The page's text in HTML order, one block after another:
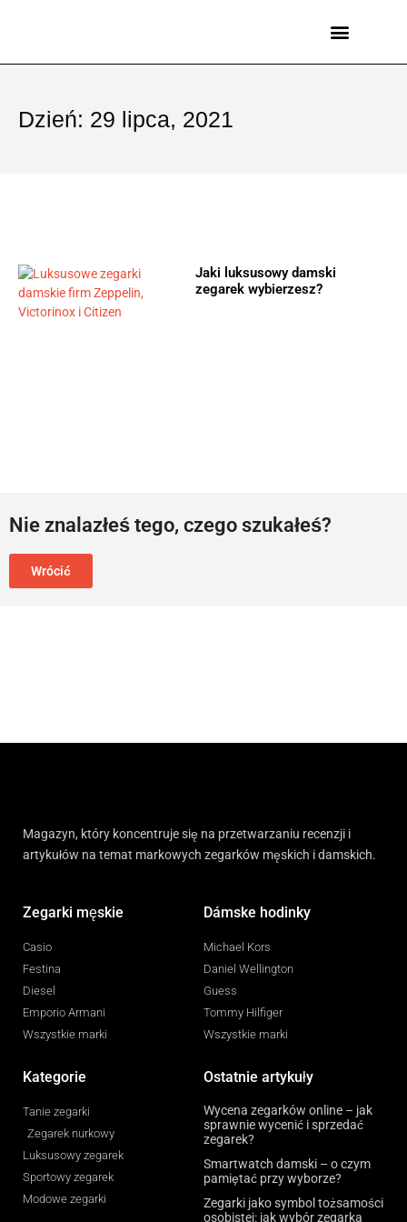
Dzień: 29 lipca, 2021
Jaki luksusowy damski
zegarek wybierzesz?
Nie znalazłeś tego, czego szukałeś?
Wrócić
Magazyn, który koncentruje się na przetwarzaniu recenzji i
artykułów na temat markowych zegarków męskich i damskich.
Zegarki męskie
Casio
Festina
Diesel
Emporio Armani
Wszystkie marki
Dámske hodinky
Michael Kors
Daniel Wellington
Guess
Tommy Hilfiger
Wszystkie marki
Kategorie
Tanie zegarki
Zegarek nurkowy
Luksusowy zegarek
Sportowy zegarek
Modowe zegarki
Ostatnie artykuły
Wycena zegarków online – jak
sprawnie wycenić i sprzedać
zegarek?
Smartwatch damski – o czym
pamiętać przy wyborze?
Zegarki jako symbol tożsamości
osobistej: jak wybór zegarka